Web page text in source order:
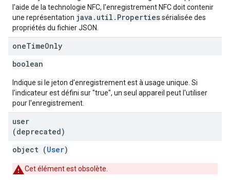
l'aide de la technologie NFC, l'enregistrement NFC doit contenir
une représentation java.util.Propertiessérialisée des
propriétés du fichier JSON.
oneTimeOnly
boolean
Indique si le jeton d'enregistrement est à usage unique. Si
l'indicateur est défini sur "true", un seul appareil peut l'utiliser
pour l'enregistrement.
user
(deprecated)
object (User)
Cet élément est obsolète.